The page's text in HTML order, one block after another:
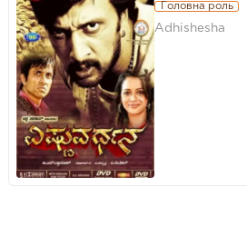
Головна роль
Adhishesha